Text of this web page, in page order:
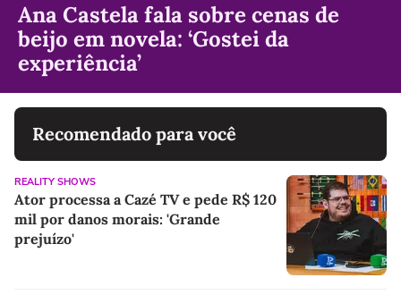
Ana Castela fala sobre cenas de
beijo em novela: ‘Gostei da
experiência’
Recomendado para você
REALITY SHOWS
Ator processa a Cazé TV e pede R$ 120
mil por danos morais: 'Grande
prejuízo'